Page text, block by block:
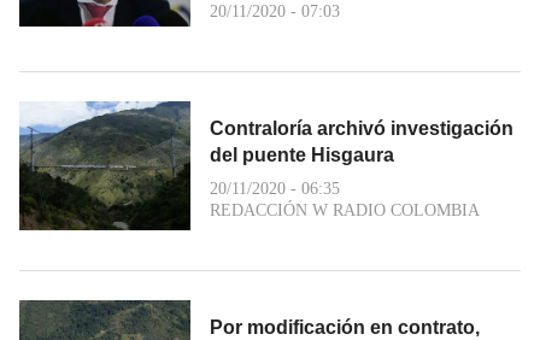
20/11/2020 - 07:03
Contraloría archivó investigación
del puente Hisgaura
20/11/2020 - 06:35
REDACCIÓN W RADIO COLOMBIA
Por modificación en contrato,